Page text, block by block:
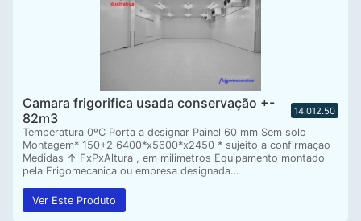
Camara frigorifica usada conservação +-
82m3
14.012.50
Temperatura 0ºC Porta a designar Painel 60 mm Sem solo
Montagem* 150+2 6400*x5600*x2450 * sujeito a confirmaçao
Medidas ↑ FxPxAltura , em milimetros Equipamento montado
pela Frigomecanica ou empresa designada…
Ver Este Produto